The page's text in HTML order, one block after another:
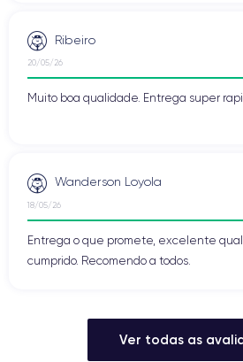
Ribeiro
20/05/26
Muito boa qualidade. Entrega super
Wanderson Loyola
18/05/26
Entrega o que promete, excelente
cumprido. Recomendo a todos.
Ver todas as